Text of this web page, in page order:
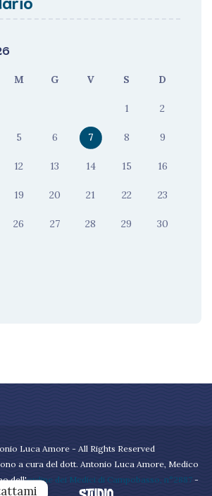
M G V S D
1 2
5 6 7 8 9
12 13 14 15 16
19 20 21 22 23
26 27 28 29 30
Luca Amore - All Rights Reserved
a cura del dott. Antonio Luca Amore, Medico
dell'ordine dei Medici di Campobasso, n°2887 -